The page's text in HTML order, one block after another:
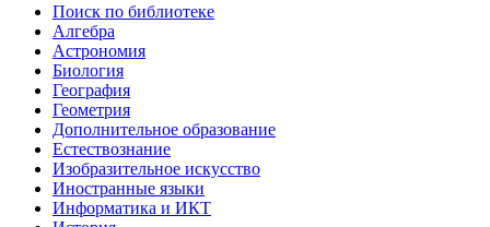
Поиск по библиотеке
Алгебра
Астрономия
Биология
География
Геометрия
Дополнительное образование
Естествознание
Изобразительное искусство
Иностранные языки
Информатика и ИКТ